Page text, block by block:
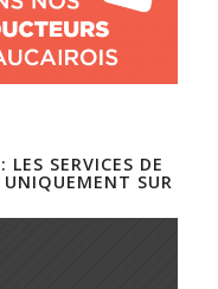
SERVICES DE
UNIQUEMENT SUR